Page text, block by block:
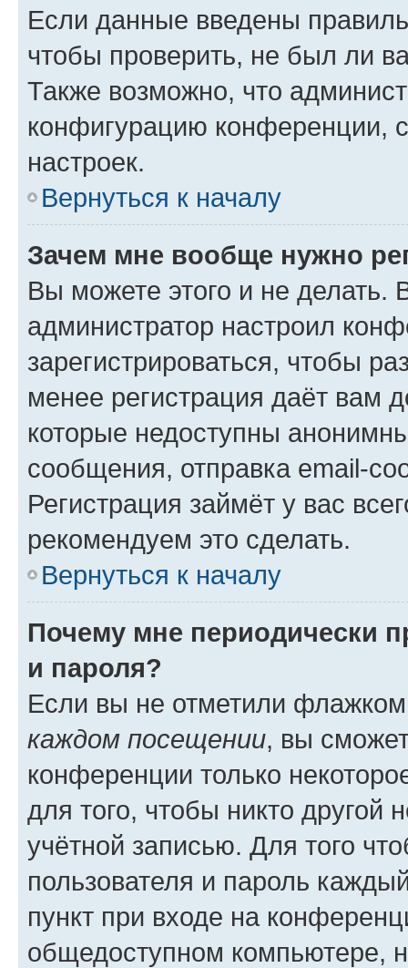
Если данные введены
чтобы проверить, не был ли
Также возможно, что
конфигурацию конференции,
настроек.
Вернуться к началу
Зачем мне вообще нужно
Вы можете этого и не делать.
администратор настроил
зарегистрироваться, чтобы
менее регистрация даёт вам
которые недоступны
сообщения, отправка email-
Регистрация займёт у вас
рекомендуем это сделать.
Вернуться к началу
Почему мне периодически
и пароля?
Если вы не отметили
каждом посещении, вы
конференции только
для того, чтобы никто другой
учётной записью. Для того
пользователя и пароль
пункт при входе на
общедоступном компьютере,